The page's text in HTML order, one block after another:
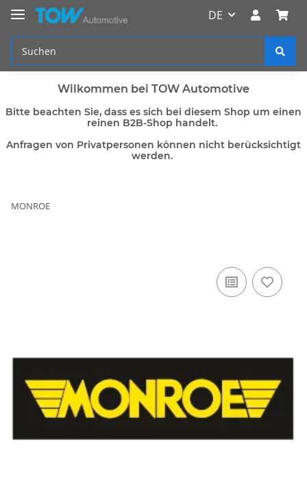
DE
Wilkommen bei TOW Automotive
Bitte beachten Sie, dass es sich bei diesem Shop um einen
reinen B2B-Shop handelt.
Anfragen von Privatpersonen können nicht berücksichtigt
werden.
MONROE